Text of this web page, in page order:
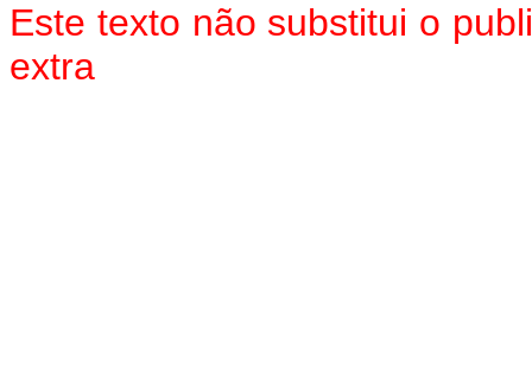
Este texto não substitui o
extra